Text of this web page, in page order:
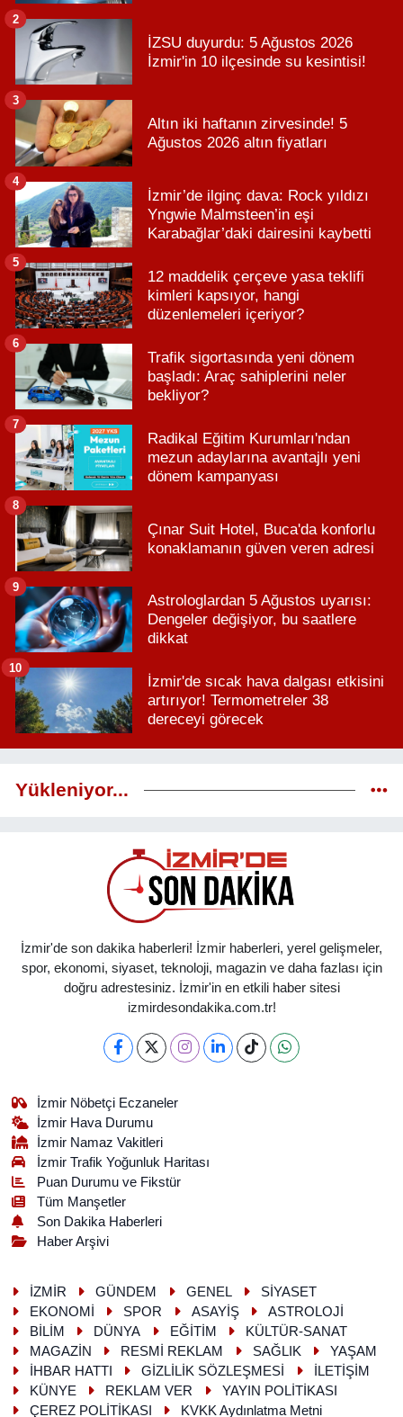
İZSU duyurdu: 5 Ağustos 2026
İzmir'in 10 ilçesinde su kesintisi!
2
Altın iki haftanın zirvesinde! 5
Ağustos 2026 altın fiyatları
3
İzmir’de ilginç dava: Rock yıldızı
Yngwie Malmsteen’in eşi
Karabağlar’daki dairesini kaybetti
4
12 maddelik çerçeve yasa teklifi
kimleri kapsıyor, hangi
düzenlemeleri içeriyor?
5
Trafik sigortasında yeni dönem
başladı: Araç sahiplerini neler
bekliyor?
6
Radikal Eğitim Kurumları'ndan
mezun adaylarına avantajlı yeni
dönem kampanyası
7
Çınar Suit Hotel, Buca'da konforlu
konaklamanın güven veren adresi
8
Astrologlardan 5 Ağustos uyarısı:
Dengeler değişiyor, bu saatlere
dikkat
9
İzmir'de sıcak hava dalgası etkisini
artırıyor! Termometreler 38
dereceyi görecek
10
Yükleniyor...
İzmir'de son dakika haberleri! İzmir haberleri, yerel gelişmeler,
spor, ekonomi, siyaset, teknoloji, magazin ve daha fazlası için
doğru adrestesiniz. İzmir'in en etkili haber sitesi
izmirdesondakika.com.tr!
İzmir Nöbetçi Eczaneler
İzmir Hava Durumu
İzmir Namaz Vakitleri
İzmir Trafik Yoğunluk Haritası
Puan Durumu ve Fikstür
Tüm Manşetler
Son Dakika Haberleri
Haber Arşivi
İZMİR GÜNDEM GENEL
SİYASET
EKONOMİ
SPOR ASAYİŞ
ASTROLOJİ
BİLİM
DÜNYA EĞİTİM
KÜLTÜR-SANAT
MAGAZİN
RESMİ REKLAM SAĞLIK
YAŞAM
İHBAR HATTI
GİZLİLİK SÖZLEŞMESİ
İLETİŞİM
KÜNYE
REKLAM VER
YAYIN POLİTİKASI
ÇEREZ POLİTİKASI
KVKK Aydınlatma Metni